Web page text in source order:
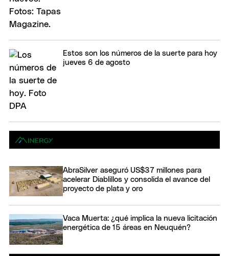
Estos son los números de la suerte para hoy
jueves 6 de agosto
AbraSilver aseguró US$37 millones para
acelerar Diablillos y consolida el avance del
proyecto de plata y oro
Vaca Muerta: ¿qué implica la nueva licitación
energética de 15 áreas en Neuquén?